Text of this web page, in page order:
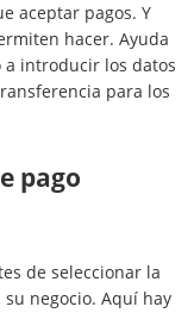
aceptar pagos. Y
hacer. Ayuda
a introducir los datos
para los
pago
de seleccionar la
negocio. Aquí hay